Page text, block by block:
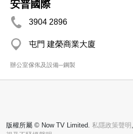
安普國際
3904 2896
屯門 建榮商業大廈
辦公室傢俬及設備─鋼製
版權所屬 © Now TV Limited. 私隱政策聲明 ,